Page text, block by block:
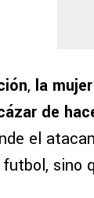
, la
de
el
sino